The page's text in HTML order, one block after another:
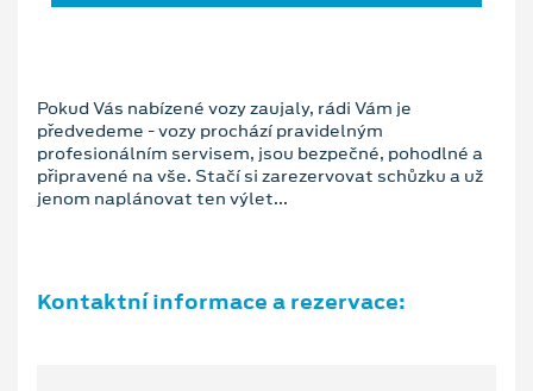
Pokud Vás nabízené vozy zaujaly, rádi Vám je
předvedeme - vozy prochází pravidelným
profesionálním servisem, jsou bezpečné, pohodlné a
připravené na vše. Stačí si zarezervovat schůzku a už
jenom naplánovat ten výlet...
Kontaktní informace a rezervace: